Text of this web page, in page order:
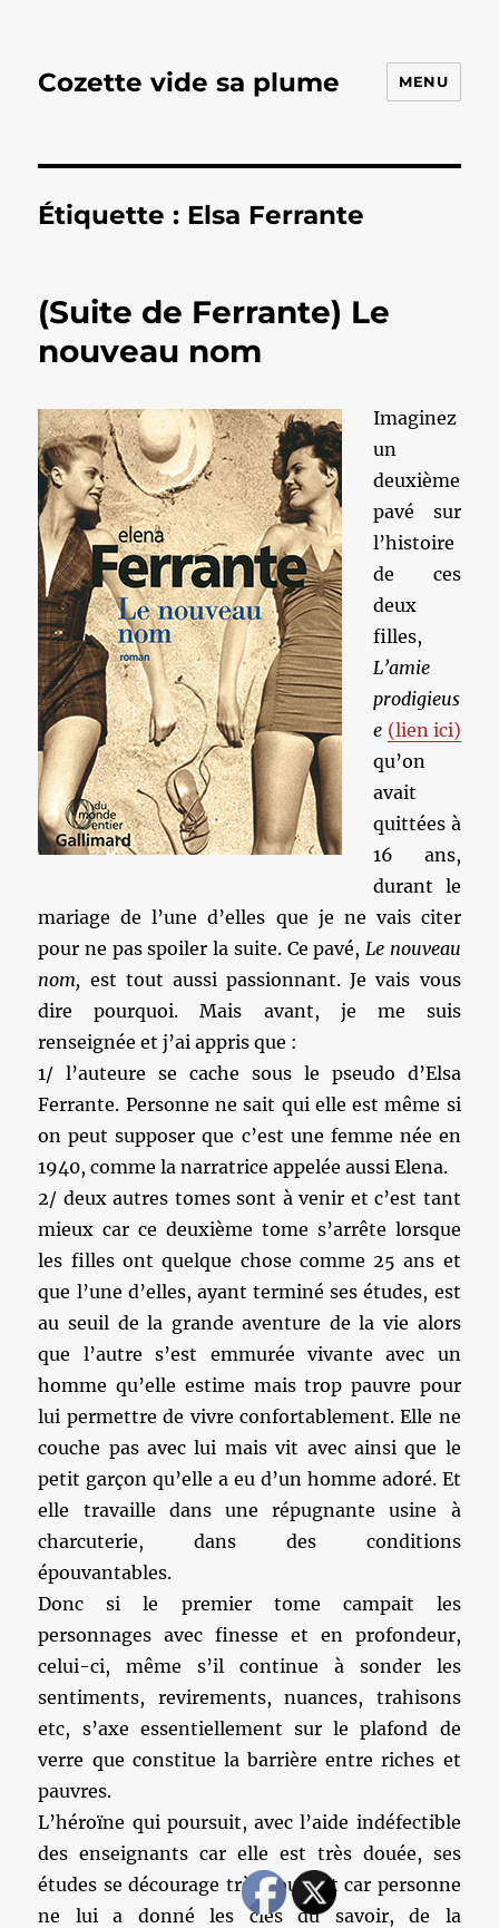
Cozette vide sa plume MENU
Étiquette : Elsa Ferrante
(Suite de Ferrante) Le
nouveau nom
Imaginez
un
deuxième
pavé sur
l’histoire
de ces
deux
filles,
L’amie
prodigieus
e (lien ici)
qu’on
avait
quittées à
16 ans,
durant le
mariage de l’une d’elles que je ne vais citer
pour ne pas spoiler la suite. Ce pavé, Le nouveau
nom, est tout aussi passionnant. Je vais vous
dire pourquoi. Mais avant, je me suis
renseignée et j’ai appris que :
1/ l’auteure se cache sous le pseudo d’Elsa
Ferrante. Personne ne sait qui elle est même si
on peut supposer que c’est une femme née en
1940, comme la narratrice appelée aussi Elena.
2/ deux autres tomes sont à venir et c’est tant
mieux car ce deuxième tome s’arrête lorsque
les filles ont quelque chose comme 25 ans et
que l’une d’elles, ayant terminé ses études, est
au seuil de la grande aventure de la vie alors
que l’autre s’est emmurée vivante avec un
homme qu’elle estime mais trop pauvre pour
lui permettre de vivre confortablement. Elle ne
couche pas avec lui mais vit avec ainsi que le
petit garçon qu’elle a eu d’un homme adoré. Et
elle travaille dans une répugnante usine à
charcuterie, dans des conditions
épouvantables.
Donc si le premier tome campait les
personnages avec finesse et en profondeur,
celui-ci, même s’il continue à sonder les
sentiments, revirements, nuances, trahisons
etc, s’axe essentiellement sur le plafond de
verre que constitue la barrière entre riches et
pauvres.
L’héroïne qui poursuit, avec l’aide indéfectible
des enseignants car elle est très douée, ses
études se décourage très souvent car personne
ne lui a donné les clés du savoir, de la